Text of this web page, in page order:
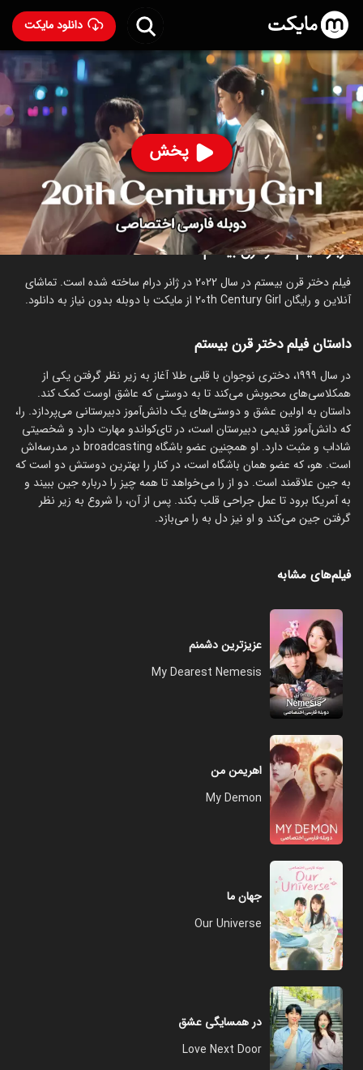
دانلود مایکت
پخش
فیلم دختر قرن بیستم با دوبله فارسی
- 20th Century Girl
2022
۷,۲۱۱ 92 ۷.۳
ساخت کره جنوبی سال 2022
رده سنی ۷+
کره‌ای
درام عاشقانه
درباره فیلم دختر قرن بیستم
فیلم دختر قرن بیستم در سال 2022 در ژانر درام ساخته شده است. تماشای
آنلاین و رایگان 20th Century Girl از مایکت با دوبله بدون نیاز به دانلود.
داستان فیلم دختر قرن بیستم
در سال ۱۹۹۹، دختری نوجوان با قلبی طلا آغاز به زیر نظر گرفتن یکی از
همکلاسی‌های محبوبش می‌کند تا به دوستی که عاشق اوست کمک کند.
داستان به اولین عشق و دوستی‌های یک دانش‌آموز دبیرستانی می‌پردازد. را،
که دانش‌آموز قدیمی دبیرستان است، در تای‌کواندو مهارت دارد و شخصیتی
شاداب و مثبت دارد. او همچنین عضو باشگاه broadcasting در مدرسه‌اش
است. هو، که عضو همان باشگاه است، در کنار را بهترین دوستش دو است که
به جین علاقمند است. دو از را می‌خواهد تا همه چیز را درباره جین ببیند و
به آمریکا برود تا عمل جراحی قلب بکند. پس از آن، را شروع به زیر نظر
گرفتن جین می‌کند و او نیز دل به را می‌بازد.
فیلم‌های مشابه
عزیزترین دشمنم
My Dearest Nemesis
اهریمن من
My Demon
جهان ما
Our Universe
در همسایگی عشق
Love Next Door